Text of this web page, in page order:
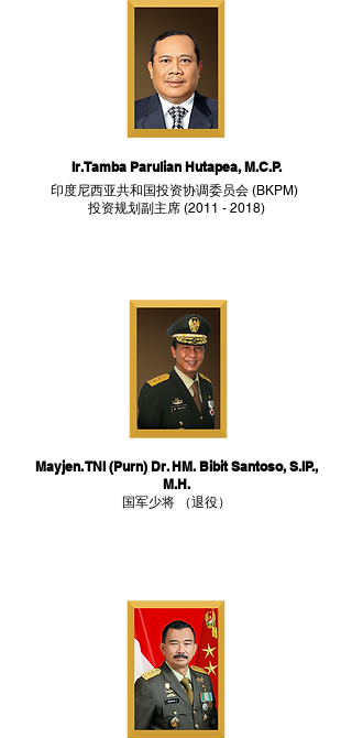
Ir. Tamba Parulian Hutapea, M.C.P.
印度尼西亚共和国投资协调委员会 (BKPM)
投资规划副主席 (2011 - 2018)
Mayjen. TNI (Purn) Dr. HM. Bibit Santoso, S.IP.,
M.H.
国军少将 （退役）